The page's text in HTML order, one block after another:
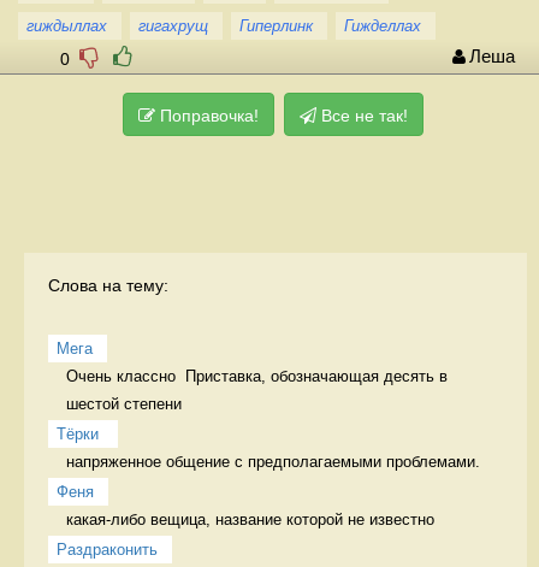
гиждыллах
гигахрущ Гиперлинк Гижделлах
0 Леша
Поправочка! Все не так!
Слова на тему:
Мега
Очень классно  Приставка, обозначающая десять в
шестой степени
Тёрки
напряженное общение с предполагаемыми проблемами.
Феня
какая-либо вещица, название которой не известно
Раздраконить